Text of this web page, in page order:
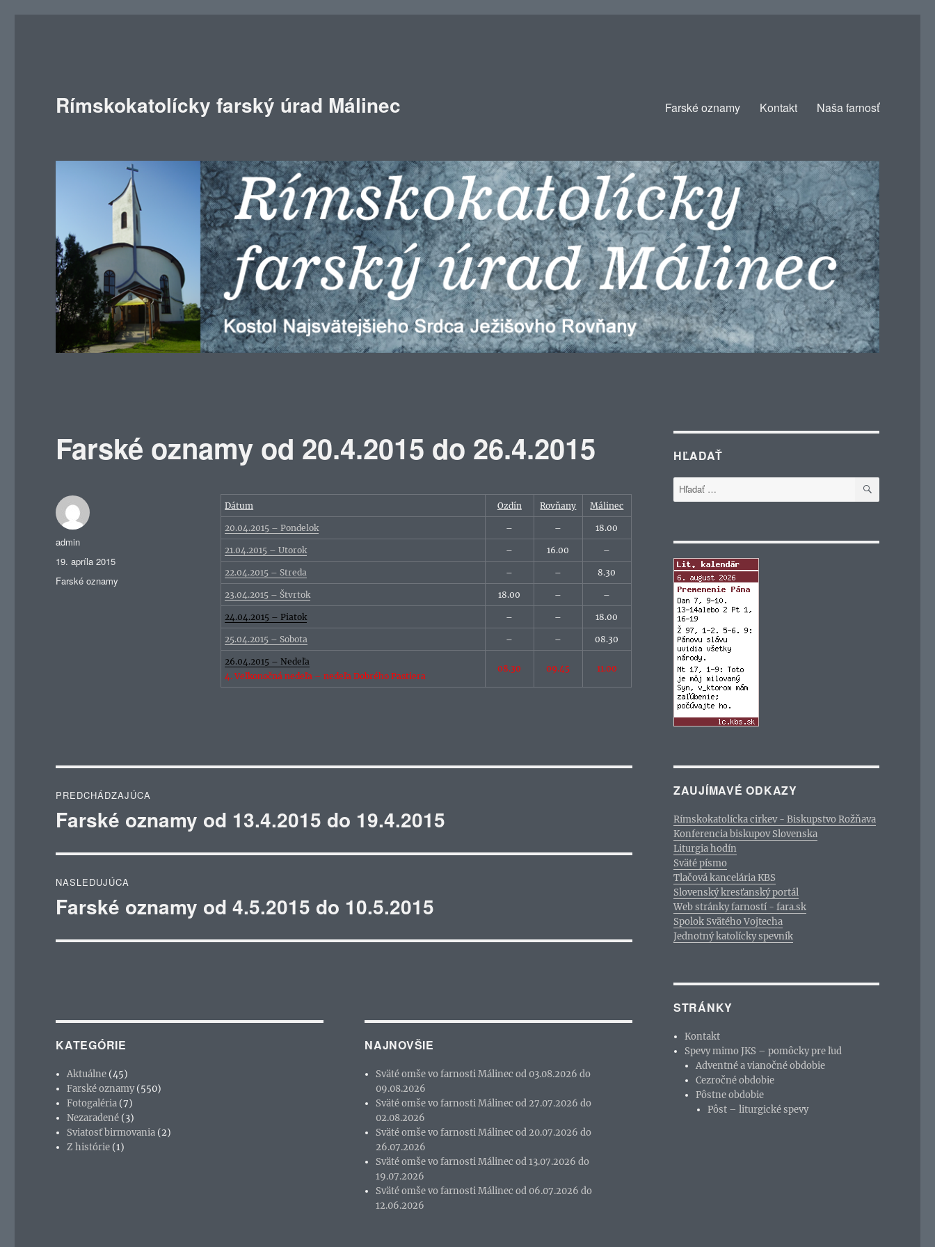
Rímskokatolícky farský úrad Málinec Farské oznamy Kontakt Naša farnosť
Farské oznamy od 20.4.2015 do 26.4.2015
Dátum Ozdín Rovňany Málinec
20.04.2015 – Pondelok – – 18.00
21.04.2015 – Utorok – 16.00 –
22.04.2015 – Streda – – 8.30
23.04.2015 – Štvrtok 18.00 – –
24.04.2015 – Piatok – – 18.00
25.04.2015 – Sobota – – 08.30
26.04.2015 – Nedeľa
4. Veľkonočná nedeľa – nedeľa Dobrého Pastiera
08.30 09.45 11.00
Autor
admin
Publikované
19. apríla 2015
Kategórie
Farské oznamy
v
PREDCHÁDZAJÚCA
Predchádzajúci
Farské oznamy od 13.4.2015 do 19.4.2015
NASLEDUJÚCA
Ďalší
Farské oznamy od 4.5.2015 do 10.5.2015
KATEGÓRIE
Aktuálne (45)
Farské oznamy(550)
Fotogaléria (7)
Nezaradené (3)
Sviatosť birmovania (2)
Z histórie (1)
NAJNOVŠIE
Sväté omše vo farnosti Málinec od 03.08.2026 do
09.08.2026
Sväté omše vo farnosti Málinec od 27.07.2026 do
02.08.2026
Sväté omše vo farnosti Málinec od 20.07.2026 do
26.07.2026
Sväté omše vo farnosti Málinec od 13.07.2026 do
19.07.2026
Sväté omše vo farnosti Málinec od 06.07.2026 do
12.06.2026
HĽADAŤ
Hľadať:
ZAUJÍMAVÉ ODKAZY
Rímskokatolícka cirkev - Biskupstvo Rožňava
Konferencia biskupov Slovenska
Liturgia hodín
Sväté písmo
Tlačová kancelária KBS
Slovenský kresťanský portál
Web stránky farností - fara.sk
Spolok Svätého Vojtecha
Jednotný katolícky spevník
STRÁNKY
Kontakt
Spevy mimo JKS – pomôcky pre ľud
Adventné a vianočné obdobie
Cezročné obdobie
Pôstne obdobie
Pôst – liturgické spevy